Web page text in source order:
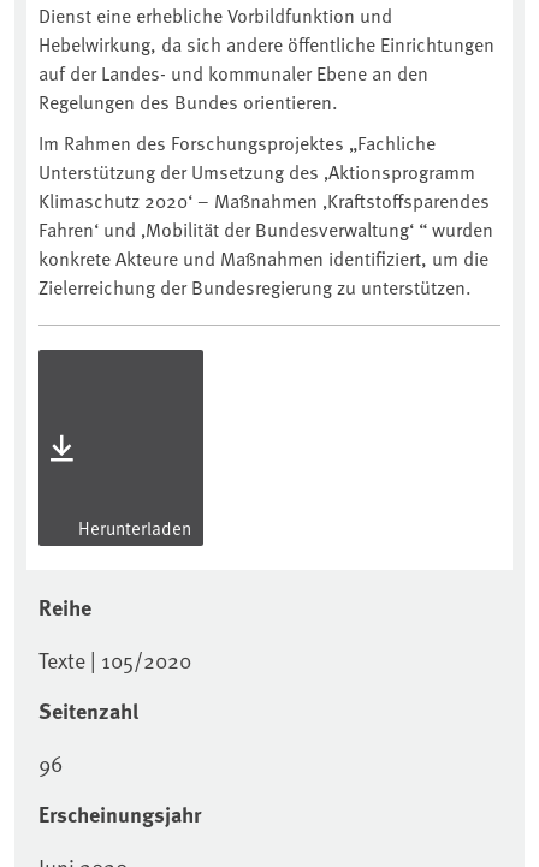
Dienst eine erhebliche Vorbildfunktion und
Hebelwirkung, da sich andere öffentliche Einrichtungen
auf der Landes- und kommunaler Ebene an den
Regelungen des Bundes orientieren.
Im Rahmen des Forschungsprojektes „Fachliche
Unterstützung der Umsetzung des ‚Aktionsprogramm
Klimaschutz 2020‘ – Maßnahmen ‚Kraftstoffsparendes
Fahren‘ und ‚Mobilität der Bundesverwaltung‘ “ wurden
konkrete Akteure und Maßnahmen identifiziert, um die
Zielerreichung der Bundesregierung zu unterstützen.
Herunterladen
Reihe
Texte | 105/2020
Seitenzahl
96
Erscheinungsjahr